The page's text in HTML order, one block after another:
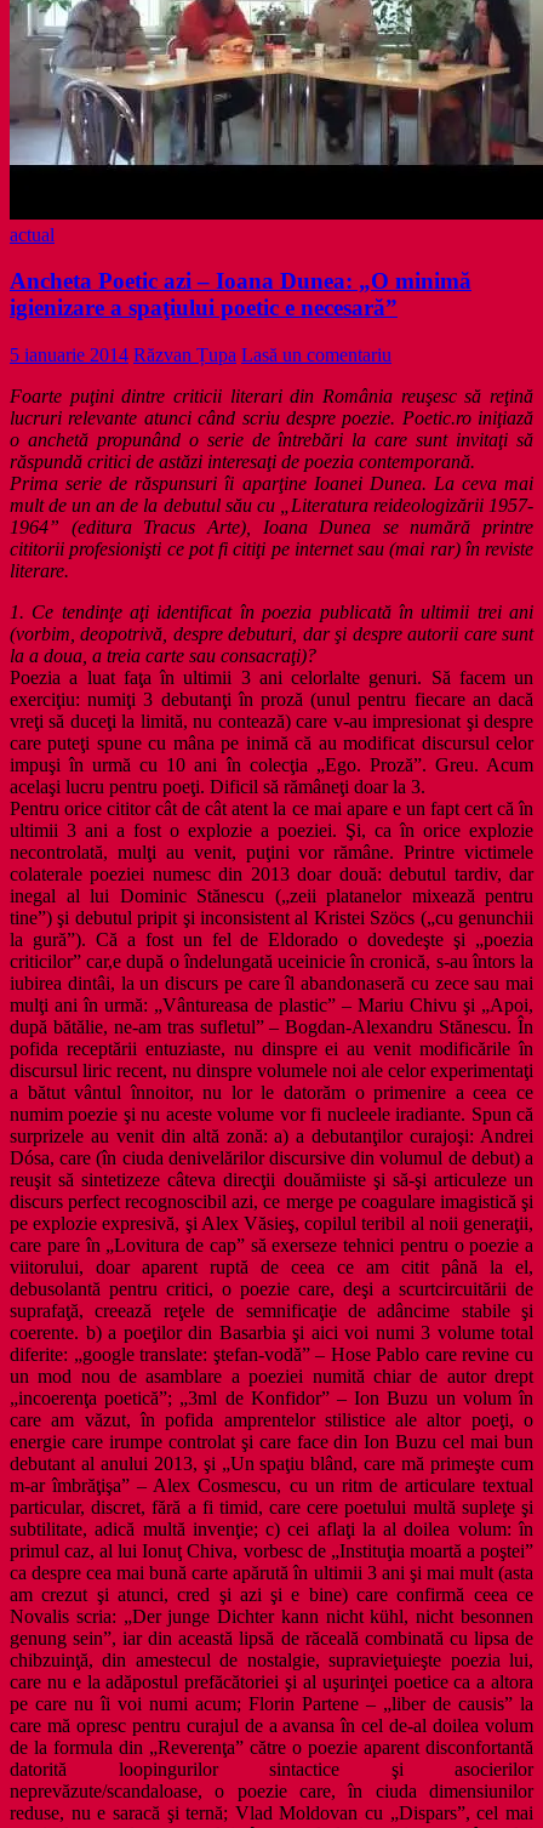
actual
Ancheta Poetic azi – Ioana Dunea: „O minimă
igienizare a spaţiului poetic e necesară”
5 ianuarie 2014 Răzvan Țupa Lasă un comentariu
Foarte puţini dintre criticii literari din România reuşesc să reţină
lucruri relevante atunci când scriu despre poezie. Poetic.ro iniţiază
o anchetă propunând o serie de întrebări la care sunt invitaţi să
răspundă critici de astăzi interesaţi de poezia contemporană.
Prima serie de răspunsuri îi aparţine Ioanei Dunea. La ceva mai
mult de un an de la debutul său cu „Literatura reideologizării 1957-
1964” (editura Tracus Arte), Ioana Dunea se numără printre
cititorii profesionişti ce pot fi citiţi pe internet sau (mai rar) în reviste
literare.
1. Ce tendinţe aţi identificat în poezia publicată în ultimii trei ani
(vorbim, deopotrivă, despre debuturi, dar şi despre autorii care sunt
la a doua, a treia carte sau consacraţi)?
Poezia a luat faţa în ultimii 3 ani celorlalte genuri. Să facem un
exerciţiu: numiţi 3 debutanţi în proză (unul pentru fiecare an dacă
vreţi să duceţi la limită, nu contează) care v-au impresionat şi despre
care puteţi spune cu mâna pe inimă că au modificat discursul celor
impuşi în urmă cu 10 ani în colecţia „Ego. Proză”. Greu. Acum
acelaşi lucru pentru poeţi. Dificil să rămâneţi doar la 3.
Pentru orice cititor cât de cât atent la ce mai apare e un fapt cert că în
ultimii 3 ani a fost o explozie a poeziei. Şi, ca în orice explozie
necontrolată, mulţi au venit, puţini vor rămâne. Printre victimele
colaterale poeziei numesc din 2013 doar două: debutul tardiv, dar
inegal al lui Dominic Stănescu („zeii platanelor mixează pentru
tine”) şi debutul pripit şi inconsistent al Kristei Szöcs („cu genunchii
la gură”). Că a fost un fel de Eldorado o dovedeşte şi „poezia
criticilor” car,e după o îndelungată uceinicie în cronică, s-au întors la
iubirea dintâi, la un discurs pe care îl abandonaseră cu zece sau mai
mulţi ani în urmă: „Vântureasa de plastic” – Mariu Chivu şi „Apoi,
după bătălie, ne-am tras sufletul” – Bogdan-Alexandru Stănescu. În
pofida receptării entuziaste, nu dinspre ei au venit modificările în
discursul liric recent, nu dinspre volumele noi ale celor experimentaţi
a bătut vântul înnoitor, nu lor le datorăm o primenire a ceea ce
numim poezie şi nu aceste volume vor fi nucleele iradiante. Spun că
surprizele au venit din altă zonă: a) a debutanţilor curajoşi: Andrei
Dósa, care (în ciuda denivelărilor discursive din volumul de debut) a
reuşit să sintetizeze câteva direcţii douămiiste şi să-şi articuleze un
discurs perfect recognoscibil azi, ce merge pe coagulare imagistică şi
pe explozie expresivă, şi Alex Văsieş, copilul teribil al noii generaţii,
care pare în „Lovitura de cap” să exerseze tehnici pentru o poezie a
viitorului, doar aparent ruptă de ceea ce am citit până la el,
debusolantă pentru critici, o poezie care, deşi a scurtcircuitării de
suprafaţă, creează reţele de semnificaţie de adâncime stabile şi
coerente. b) a poeţilor din Basarbia şi aici voi numi 3 volume total
diferite: „google translate: ştefan-vodă” – Hose Pablo care revine cu
un mod nou de asamblare a poeziei numită chiar de autor drept
„incoerenţa poetică”; „3ml de Konfidor” – Ion Buzu un volum în
care am văzut, în pofida amprentelor stilistice ale altor poeţi, o
energie care irumpe controlat şi care face din Ion Buzu cel mai bun
debutant al anului 2013, şi „Un spaţiu blând, care mă primeşte cum
m-ar îmbrăţişa” – Alex Cosmescu, cu un ritm de articulare textual
particular, discret, fără a fi timid, care cere poetului multă supleţe şi
subtilitate, adică multă invenţie; c) cei aflaţi la al doilea volum: în
primul caz, al lui Ionuţ Chiva, vorbesc de „Instituţia moartă a poştei”
ca despre cea mai bună carte apărută în ultimii 3 ani şi mai mult (asta
am crezut şi atunci, cred şi azi şi e bine) care confirmă ceea ce
Novalis scria: „Der junge Dichter kann nicht kühl, nicht besonnen
genung sein”, iar din această lipsă de răceală combinată cu lipsa de
chibzuinţă, din amestecul de nostalgie, supravieţuieşte poezia lui,
care nu e la adăpostul prefăcătoriei şi al uşurinţei poetice ca a altora
pe care nu îi voi numi acum; Florin Partene – „liber de causis” la
care mă opresc pentru curajul de a avansa în cel de-al doilea volum
de la formula din „Reverenţa” către o poezie aparent disconfortantă
datorită loopingurilor sintactice şi asocierilor
neprevăzute/scandaloase, o poezie care, în ciuda dimensiunilor
reduse, nu e saracă şi ternă; Vlad Moldovan cu „Dispars”, cel mai